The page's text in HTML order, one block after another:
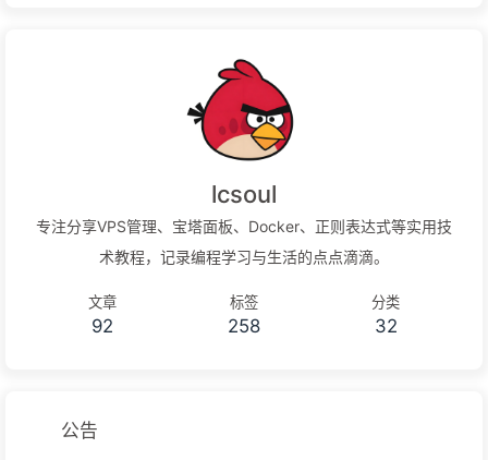
lcsoul
专注分享VPS管理、宝塔面板、Docker、正则表达式等实用技
术教程，记录编程学习与生活的点点滴滴。
文章
92
标签
258
分类
32
公告